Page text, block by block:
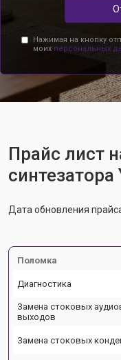
Нажимая на кнопку
моих персональных
Прайс лист
синтезатора
Дата обновления
Поломка
Диагностика
Замена стоковых
выходов
Замена стоковых